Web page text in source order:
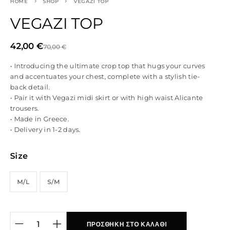
VEGAZI TOP
70,00€
42,00 €
• Introducing the ultimate crop top that hugs your curves
and accentuates your chest, complete with a stylish tie-
back detail.
• Pair it with Vegazi midi skirt or with high waist Alicante
trousers.
• Made in Greece.
• Delivery in 1-2 days.
Size
M/L S/M
ΠΡΟΣΘΉΚΗ ΣΤΟ ΚΑΛΆΘΙ